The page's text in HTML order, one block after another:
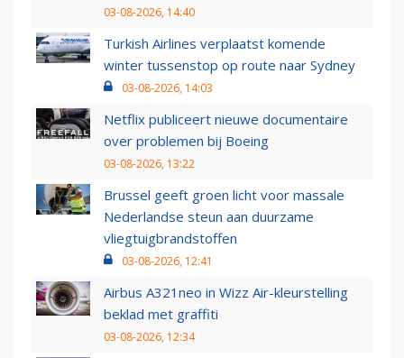
03-08-2026, 14:40
Turkish Airlines verplaatst komende
winter tussenstop op route naar Sydney
03-08-2026, 14:03
Netflix publiceert nieuwe documentaire
over problemen bij Boeing
03-08-2026, 13:22
Brussel geeft groen licht voor massale
Nederlandse steun aan duurzame
vliegtuigbrandstoffen
03-08-2026, 12:41
Airbus A321neo in Wizz Air-kleurstelling
beklad met graffiti
03-08-2026, 12:34